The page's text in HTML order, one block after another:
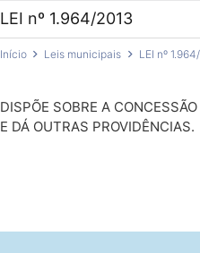
LEI nº 1.964/2013
Início Leis municipais LEI nº
DISPÕE SOBRE A
E DÁ OUTRAS PROVIDÊNCIAS.